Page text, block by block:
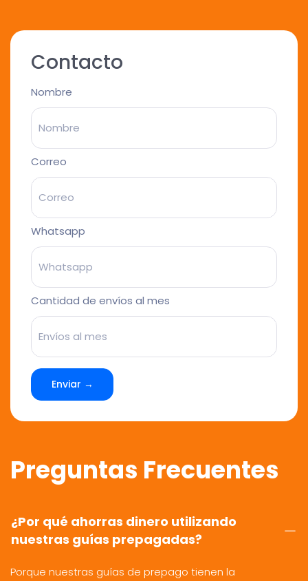
Contacto
Nombre
Correo
Whatsapp
Cantidad de envíos al mes
Enviar →
Preguntas Frecuentes
¿Por qué ahorras dinero utilizando
nuestras guías prepagadas?
Porque nuestras guías de prepago tienen la